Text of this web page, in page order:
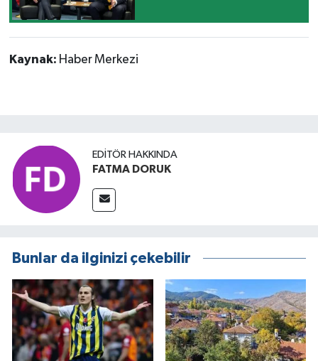
Kaynak: Haber Merkezi
EDITÖR HAKKINDA
FATMA DORUK
Bunlar da ilginizi çekebilir